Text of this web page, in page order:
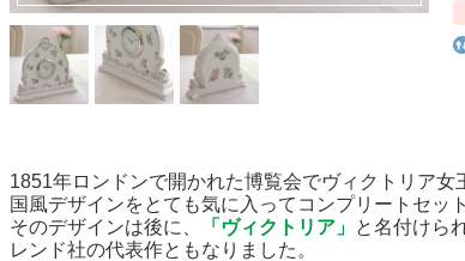
1851年ロンドンで開かれた博覧会でヴィクトリア
国風デザインをとても気に入ってコンプリートセッ
そのデザインは後に、
「ヴィクトリア」
と名付けら
レンド社の代表作ともなりました。